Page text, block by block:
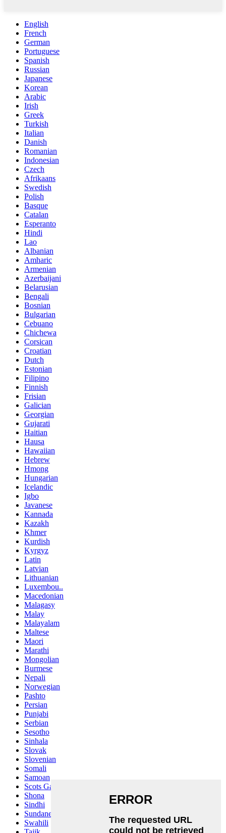
English
French
German
Portuguese
Spanish
Russian
Japanese
Korean
Arabic
Irish
Greek
Turkish
Italian
Danish
Romanian
Indonesian
Czech
Afrikaans
Swedish
Polish
Basque
Catalan
Esperanto
Hindi
Lao
Albanian
Amharic
Armenian
Azerbaijani
Belarusian
Bengali
Bosnian
Bulgarian
Cebuano
Chichewa
Corsican
Croatian
Dutch
Estonian
Filipino
Finnish
Frisian
Galician
Georgian
Gujarati
Haitian
Hausa
Hawaiian
Hebrew
Hmong
Hungarian
Icelandic
Igbo
Javanese
Kannada
Kazakh
Khmer
Kurdish
Kyrgyz
Latin
Latvian
Lithuanian
Luxembou..
Macedonian
Malagasy
Malay
Malayalam
Maltese
Maori
Marathi
Mongolian
Burmese
Nepali
Norwegian
Pashto
Persian
Punjabi
Serbian
Sesotho
Sinhala
Slovak
Slovenian
Somali
Samoan
Scots Gaelic
Shona
Sindhi
Sundanese
Swahili